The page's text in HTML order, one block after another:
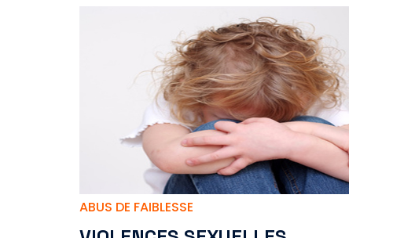
ABUS DE FAIBLESSE